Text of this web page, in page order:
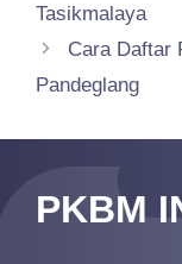
Tasikmalaya
Cara Daftar
Pandeglang
PKBM